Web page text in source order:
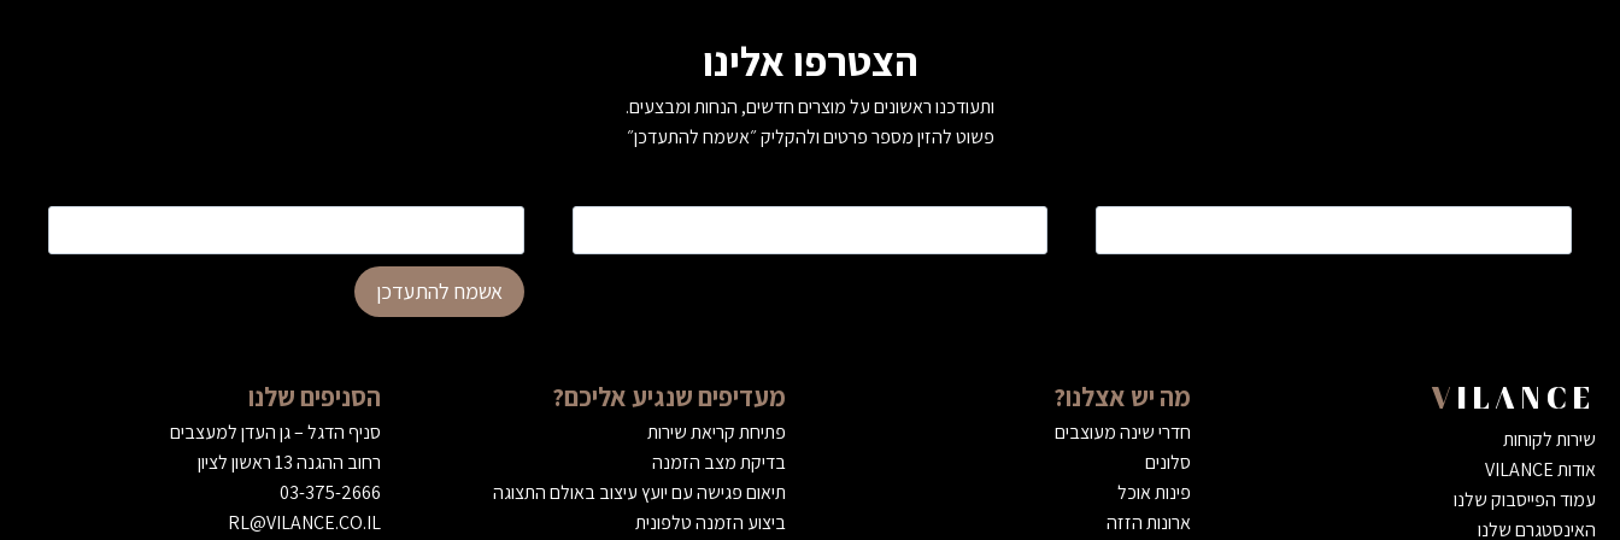
הצטרפו אלינו
ותעודכנו ראשונים על מוצרים חדשים, הנחות ומבצעים.
פשוט להזין מספר פרטים ולהקליק ״אשמח להתעדכן״
אשמח להתעדכן
VILANCE
שירות לקוחות
אודות VILANCE
עמוד הפייסבוק שלנו
האינסטגרם שלנו
מה יש אצלנו?
חדרי שינה מעוצבים
סלונים
פינות אוכל
ארונות הזזה
מעדיפים שנגיע אליכם?
פתיחת קריאת שירות
בדיקת מצב הזמנה
תיאום פגישה עם יועץ עיצוב באולם התצוגה
ביצוע הזמנה טלפונית
הסניפים שלנו
סניף הדגל – גן העדן למעצבים
רחוב ההגנה 13 ראשון לציון
03-375-2666
RL@VILANCE.CO.IL